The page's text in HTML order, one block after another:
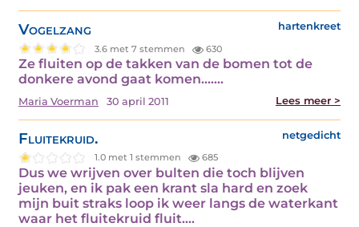
Vogelzang hartenkreet
3.6 met 7 stemmen 630
Ze fluiten op de takken van de bomen tot de
donkere avond gaat komen....…
Maria Voerman 30 april 2011 Lees meer >
Fluitekruid. netgedicht
1.0 met 1 stemmen 685
Dus we wrijven over bulten die toch blijven
jeuken, en ik pak een krant sla hard en zoek
mijn buit straks loop ik weer langs de waterkant
waar het fluitekruid fluit.…